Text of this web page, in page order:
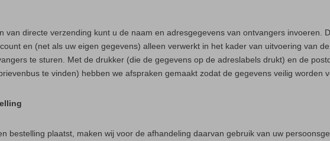
van directe verzending kunt u de naam en adresgegevens van ontvangers invoeren.
en (net als uw eigen gegevens) alleen verwerkt in het kader van uitvoering van
te sturen. Met de drukker (die de gegevens op de adreslabels drukt) en de
te vinden) hebben we afspraken gemaakt zodat de gegevens veilig worden
bestelling plaatst, maken wij voor de afhandeling daarvan gebruik van uw